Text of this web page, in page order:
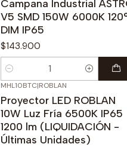
Campana Industrial
V5 SMD 150W 6000K
DIM IP65
$143.900
Cantidad
-55% OFF
MHL10BTC|ROBLAN
Proyector LED ROBLAN
10W Luz Fría 6500K IP65
1200 lm (LIQUIDACIÓN -
Últimas Unidades)